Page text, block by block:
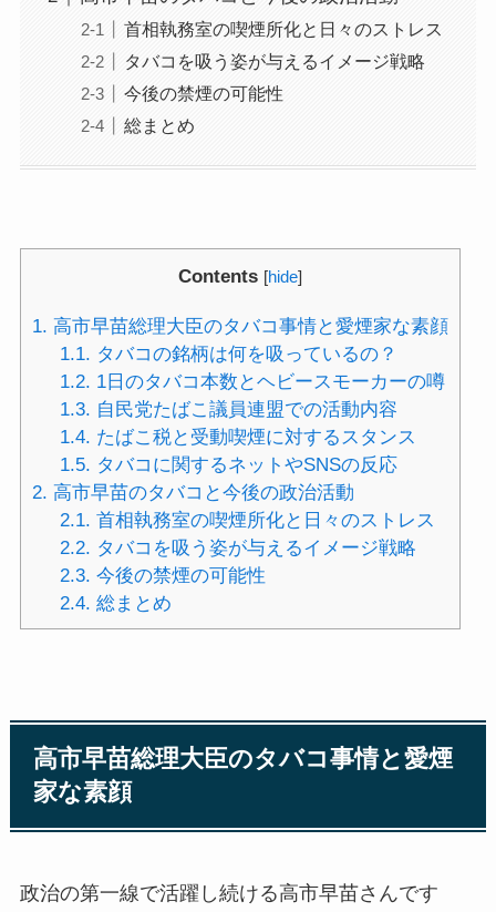
首相執務室の喫煙所化と日々のストレス
タバコを吸う姿が与えるイメージ戦略
今後の禁煙の可能性
総まとめ
Contents [hide]
1. 高市早苗総理大臣のタバコ事情と愛煙家な素顔
1.1. タバコの銘柄は何を吸っているの？
1.2. 1日のタバコ本数とヘビースモーカーの噂
1.3. 自民党たばこ議員連盟での活動内容
1.4. たばこ税と受動喫煙に対するスタンス
1.5. タバコに関するネットやSNSの反応
2. 高市早苗のタバコと今後の政治活動
2.1. 首相執務室の喫煙所化と日々のストレス
2.2. タバコを吸う姿が与えるイメージ戦略
2.3. 今後の禁煙の可能性
2.4. 総まとめ
高市早苗総理大臣のタバコ事情と愛煙
家な素顔
政治の第一線で活躍し続ける高市早苗さんです